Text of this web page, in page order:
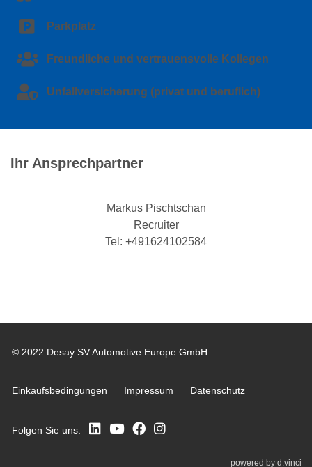
Parkplatz
Freundliche und vertrauensvolle Kollegen
Unfallversicherung (privat und beruflich)
Ihr Ansprechpartner
Markus Pischtschan
Recruiter
Tel: +491624102584
© 2022 Desay SV Automotive Europe GmbH
Einkaufsbedingungen Impressum Datenschutz
Folgen Sie uns:
powered by d.vinci